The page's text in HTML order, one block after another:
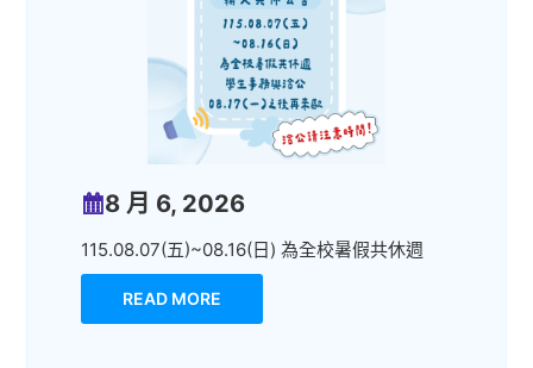
8 月 6, 2026
115.08.07(五)~08.16(日) 為全校暑假共休週
READ MORE